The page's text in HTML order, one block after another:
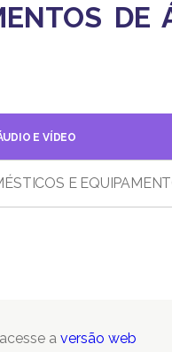
DE
E VÍDEO
E
a versão web